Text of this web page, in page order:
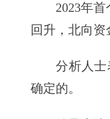
2023年首个
回升，北向资
分析人士表
确定的。